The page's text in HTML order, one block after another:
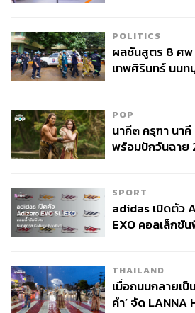
POLITICS
ผลชันสูตร 8 ศพ
เทพศิรินทร์ นนท
POP
นาคี๓ ครุฑา นา
พร้อมปักวันฉาย
SPORT
adidas เปิดตัว
EXO คอลเล็กชั
THAILAND
เมื่อถนนกลายเป็
คำ’ จัด LANNA